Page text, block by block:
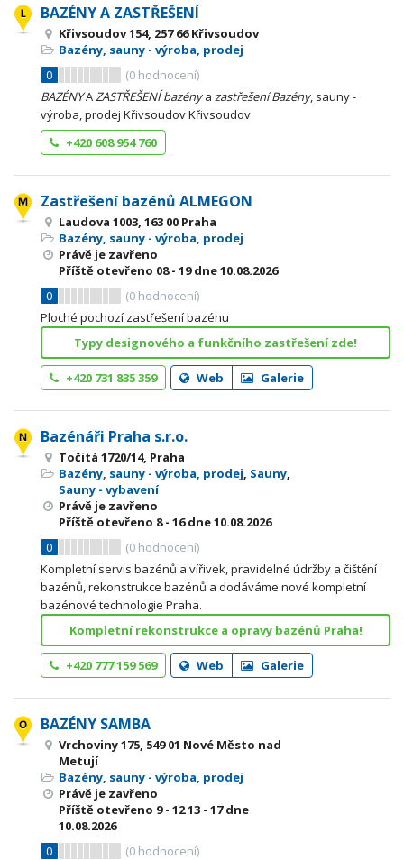
BAZÉNY A ZASTŘEŠENÍ
Křivsoudov 154, 257 66 Křivsoudov
Bazény, sauny - výroba, prodej
0
(0 hodnocení)
BAZÉNYAZASTŘEŠENÍ bazénya zastřešení Bazény, sauny -
výroba, prodej Křivsoudov Křivsoudov
+420 608 954 760
Zastřešení bazénů ALMEGON
Laudova 1003, 163 00 Praha
Bazény, sauny - výroba, prodej
Právě je zavřeno
Příště otevřeno 08 - 19dne 10.08.2026
0
(0 hodnocení)
Ploché pochozí zastřešení bazénu
Typy designového a funkčního zastřešení zde!
+420 731 835 359 Web Galerie
Bazénáři Praha s.r.o.
Točitá 1720/14, Praha
Bazény, sauny - výroba, prodej, Sauny,
Sauny - vybavení
Právě je zavřeno
Příště otevřeno 8 - 16dne 10.08.2026
0
(0 hodnocení)
Kompletní servis bazénů a vířivek, pravidelné údržby a čištění
bazénů, rekonstrukce bazénů a dodáváme nové kompletní
bazénové technologie Praha.
Kompletní rekonstrukce a opravy bazénů Praha!
+420 777 159 569 Web Galerie
BAZÉNY SAMBA
Vrchoviny 175, 549 01 Nové Město nad
Metují
Bazény, sauny - výroba, prodej
Právě je zavřeno
Příště otevřeno 9 - 1213 - 17dne
10.08.2026
0
(0 hodnocení)